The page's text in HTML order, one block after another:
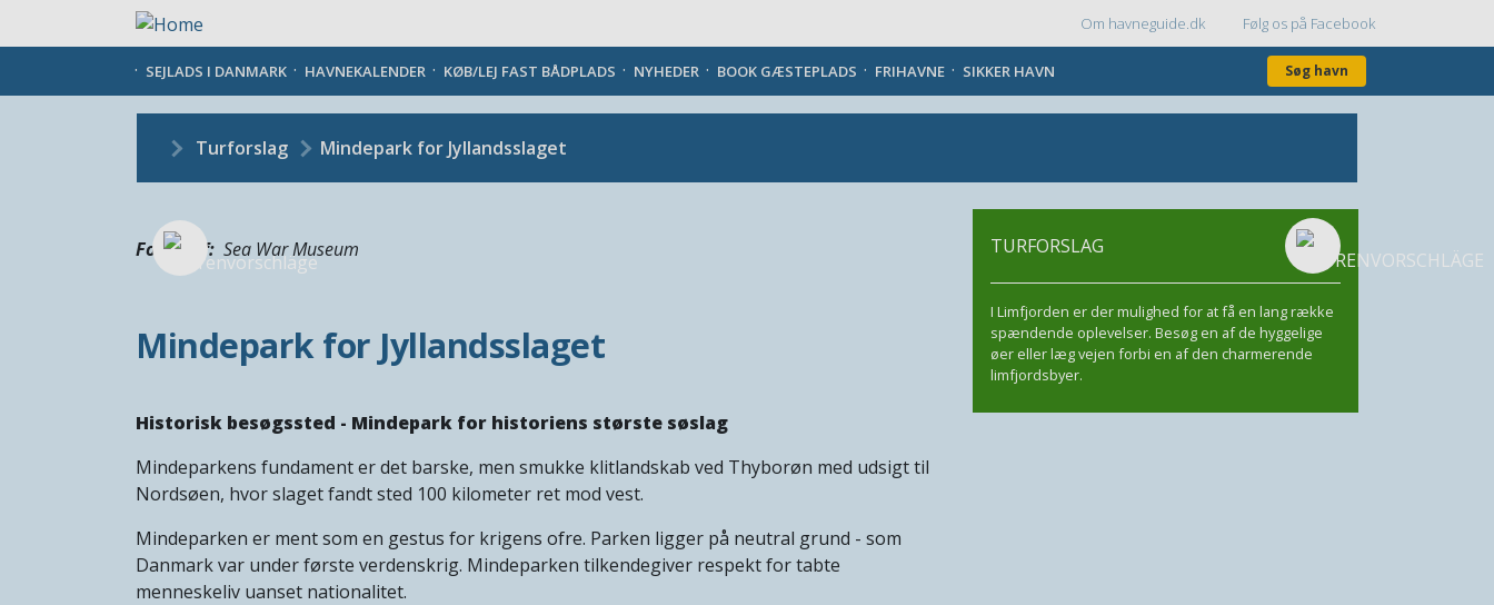
Topmenu
Om havneguide.dk Følg os på Facebook
SEJLADS I DANMARK HAVNEKALENDER KØB/LEJ FAST BÅDPLADS NYHEDER BOOK GÆSTEPLADS FRIHAVNE SIKKER HAVN Søg havn
Turforslag Mindepark for Jyllandsslaget
Fotograf Sea War Museum
Mindepark for Jyllandsslaget
Historisk besøgssted - Mindepark for historiens største søslag
Mindeparkens fundament er det barske, men smukke klitlandskab ved Thyborøn med udsigt til
Nordsøen, hvor slaget fandt sted 100 kilometer ret mod vest.
Mindeparken er ment som en gestus for krigens ofre. Parken ligger på neutral grund - som
Danmark var under første verdenskrig. Mindeparken tilkendegiver respekt for tabte
menneskeliv uanset nationalitet.
TURFORSLAG
I Limfjorden er der mulighed for at få en lang række
spændende oplevelser. Besøg en af de hyggelige
øer eller læg vejen forbi en af den charmerende
limfjordsbyer.